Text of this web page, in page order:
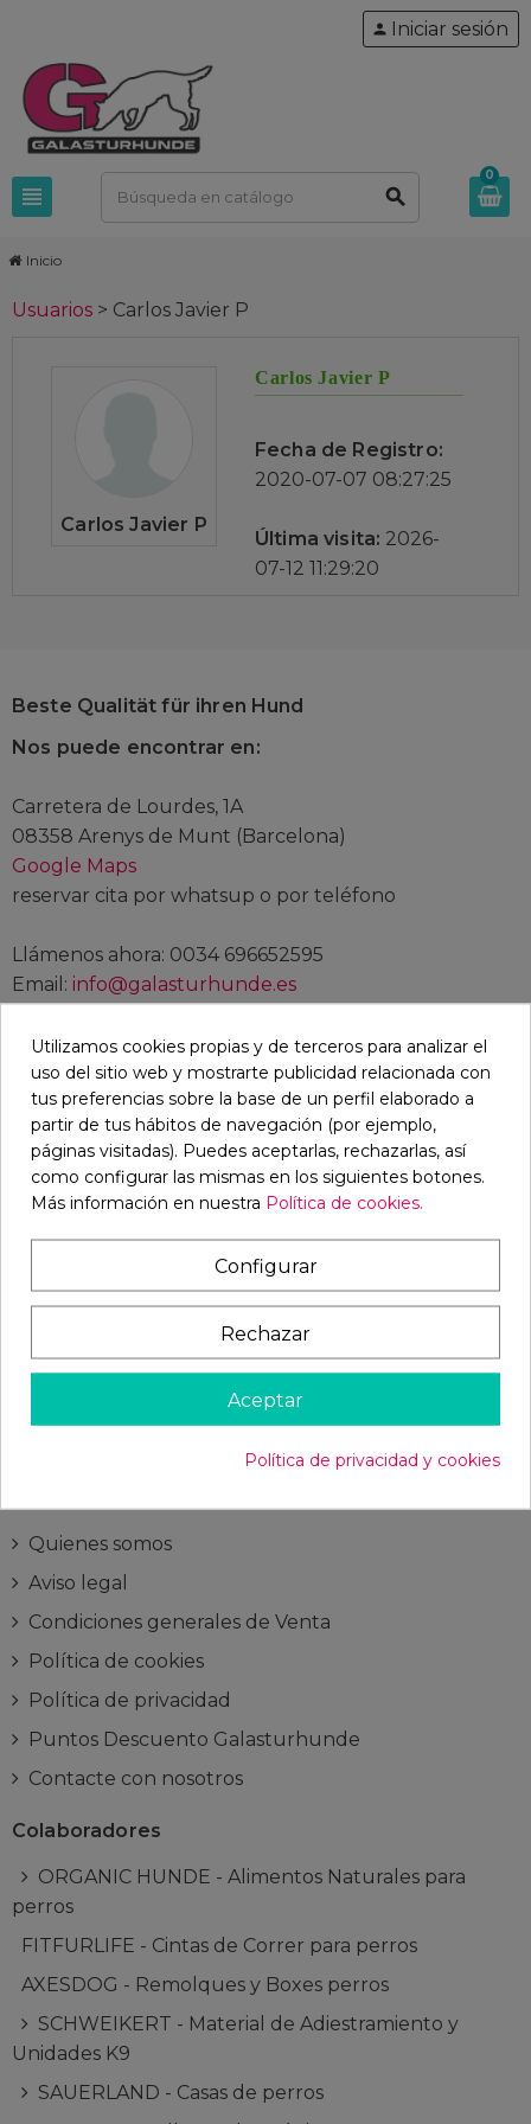
view_headline search
person Iniciar sesión
0
Inicio
Usuarios > Carlos Javier P
Carlos Javier P
Carlos Javier P
Fecha de Registro:
2020-07-07 08:27:25
Última visita: 2026-
07-12 11:29:20
Beste Qualität für ihren Hund
Nos puede encontrar en:
Carretera de Lourdes, 1A
08358 Arenys de Munt (Barcelona)
Google Maps
reservar cita por whatsup o por teléfono
Llámenos ahora: 0034 696652595
Email: info@galasturhunde.es
SÍGUENOS
FacebookTwitterRss YouTubePinterestInstagram
BOLETÍN
OK
Puede darse de baja en cualquier momento. Para
ello, consulte nuestra información de contacto en el
Quienes somos
Aviso legal
Condiciones generales de Venta
Política de cookies
Política de privacidad
Puntos Descuento Galasturhunde
Contacte con nosotros
Colaboradores
ORGANIC HUNDE - Alimentos Naturales para
perros
FITFURLIFE - Cintas de Correr para perros
AXESDOG - Remolques y Boxes perros
SCHWEIKERT - Material de Adiestramiento y
Unidades K9
SAUERLAND - Casas de perros
Utilizamos cookies propias y de terceros para analizar el
uso del sitio web y mostrarte publicidad relacionada con
tus preferencias sobre la base de un perfil elaborado a
partir de tus hábitos de navegación (por ejemplo,
páginas visitadas). Puedes aceptarlas, rechazarlas, así
como configurar las mismas en los siguientes botones.
Más información en nuestra Política de cookies.
Configurar
Rechazar
Aceptar
Política de privacidad y cookies